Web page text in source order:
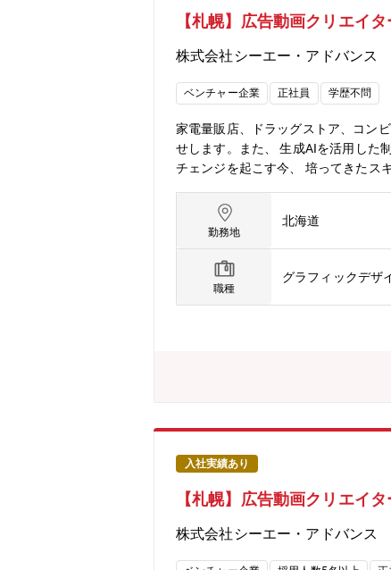
とがあれば、すぐに周りがサポート
を恐れない、挑戦を歓迎する文化現
は？」という自発的なアイデアやチ
【札幌】広告動画クリエイ
株式会社シーエー・アドバンス
ベンチャー企業 正社員 学歴不問
家電量販店、ドラッグストア、コン
せします。また、 生成AIを活用した
チェンジを起こす今、 培ってきたス
ィブの制作を行い成果物を提出し
果物を納品します。配信後には実際
成長できる会社 を目指し、クリエイ
開発や小売DXの最先端で成長する
せたクリエイティブ表現を身につけ
ター同士で刺激し合いながら制作に
動画広告クリエイターとして成長す
の技術交流会などを行い、トップク
作拠点です。デジタルサイネージの
す。ここ札幌から、クリエイティブ
勤務地
北海道
職種
グラフィックデザ
入社実績あり
【札幌】広告動画クリエイ
株式会社シーエー・アドバンス